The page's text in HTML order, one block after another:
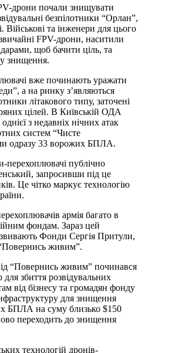
дрони почали знищувати
безпілотники “Орлан”,
Військові та інженери для цього
FPV-дрони, наситили
щоб бачити ціль, та
знищення.
вже починають уражати
а на ринку з’являються
літакового типу, заточені
цілей. В Київській ОДА
з недавніх нічних атак
систем “Чисте
одразу 33 ворожих БПЛА.
публічно
запросивши під це
Це чітко маркує технологію
армія багато в
фондам. Зараз цей
Фонди Сергія Притули,
живим”.
“Повернись живим” починався
збиття розвідувальних
від бізнесу та громадян фонду
для знищення
БПЛА на суму близько $150
переходить до знищення
технологій дронів-